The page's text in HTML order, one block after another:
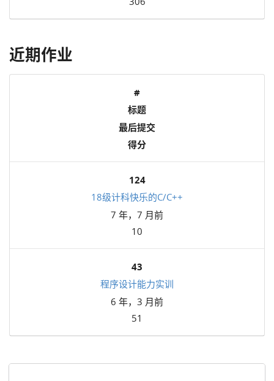
近期作业
#
标题
最后提交
得分
124
18级计科快乐的C/C++
7 年，7 月前
10
43
程序设计能力实训
6 年，3 月前
51